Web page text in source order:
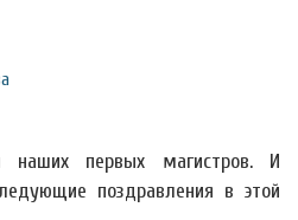
наших первых магистров. И
поздравления в этой